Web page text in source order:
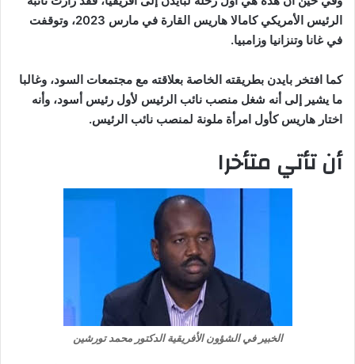
الرئيس الأمريكي كامالا هاريس القارة في مارس 2023، وتوقفت
في غانا وتنزانيا وزامبيا.
كما افتخر بايدن بطريقته الخاصة بعلاقته مع مجتمعات السود، وغالبا
ما يشير إلى أنه شغل منصب نائب الرئيس لأول رئيس أسود، وأنه
اختار هاريس كأول امرأة ملونة لمنصب نائب الرئيس.
أن تأتي متأخرا
الخبير في الشؤون الأفريقية الدكتور محمد تورشين